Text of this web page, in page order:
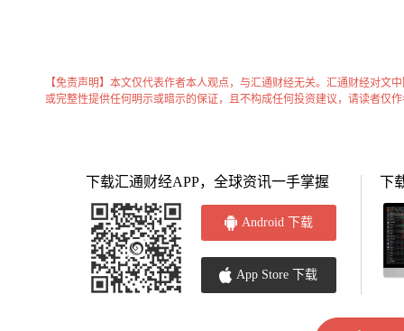
【免责声明】本文仅代表作者本人观点，与汇通财经无关。汇通财经对文
或完整性提供任何明示或暗示的保证，且不构成任何投资建议，请读者仅
下载汇通财经APP，全球资讯一手掌握
Android 下载
App Store 下载
下